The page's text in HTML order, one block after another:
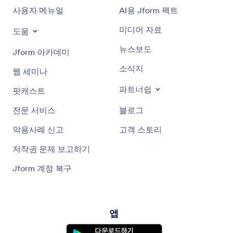
사용자 메뉴얼
도움
Jform 아카데미
웹 세미나
팟캐스트
전문 서비스
악용사례 신고
저작권 문제 보고하기
Jform 계정 복구
AI용 Jform 팩트
미디어 자료
뉴스보도
소식지
파트너쉽
블로그
고객 스토리
앱